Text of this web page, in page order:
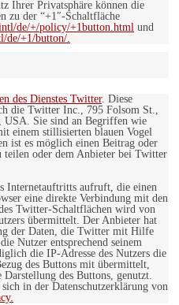
Ihrer Privatsphäre können die
zu der “+1″-Schaltfläche
de/+/policy/+1button.html und
de/+1/button/.
des Dienstes Twitter. Diese
die Twitter Inc., 795 Folsom St.,
USA. Sie sind an Begriffen wie
einem stillisierten blauen Vogel
ist es möglich einen Beitrag oder
teilen oder dem Anbieter bei Twitter
Internetauftritts aufruft, die einen
eine direkte Verbindung mit den
Twitter-Schaltflächen wird von
übermittelt. Der Anbieter hat
der Daten, die Twitter mit Hilfe
Nutzer entsprechend seinem
die IP-Adresse des Nutzers die
des Buttons mit übermittelt,
des Buttons, genutzt.
in der Datenschutzerklärung von